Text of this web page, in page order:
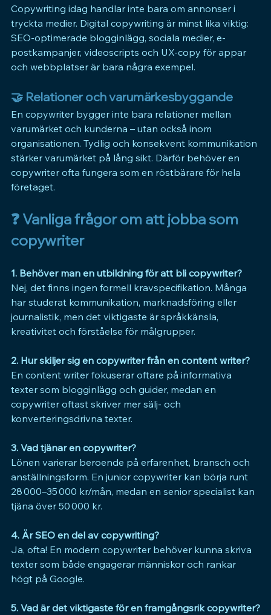
Copywriting idag handlar inte bara om annonser i
tryckta medier. Digital copywriting är minst lika viktig:
SEO-optimerade blogginlägg, sociala medier, e-
postkampanjer, videoscripts och UX-copy för appar
och webbplatser är bara några exempel.
🤝 Relationer och varumärkesbyggande
En copywriter bygger inte bara relationer mellan
varumärket och kunderna – utan också inom
organisationen. Tydlig och konsekvent kommunikation
stärker varumärket på lång sikt. Därför behöver en
copywriter ofta fungera som en röstbärare för hela
företaget.
❓ Vanliga frågor om att jobba som
copywriter
1. Behöver man en utbildning för att bli copywriter?
Nej, det finns ingen formell kravspecifikation. Många
har studerat kommunikation, marknadsföring eller
journalistik, men det viktigaste är språkkänsla,
kreativitet och förståelse för målgrupper.
2. Hur skiljer sig en copywriter från en content writer?
En content writer fokuserar oftare på informativa
texter som blogginlägg och guider, medan en
copywriter oftast skriver mer sälj- och
konverteringsdrivna texter.
3. Vad tjänar en copywriter?
Lönen varierar beroende på erfarenhet, bransch och
anställningsform. En junior copywriter kan börja runt
28 000–35 000 kr/mån, medan en senior specialist kan
tjäna över 50 000 kr.
4. Är SEO en del av copywriting?
Ja, ofta! En modern copywriter behöver kunna skriva
texter som både engagerar människor och rankar
högt på Google.
5. Vad är det viktigaste för en framgångsrik copywriter?